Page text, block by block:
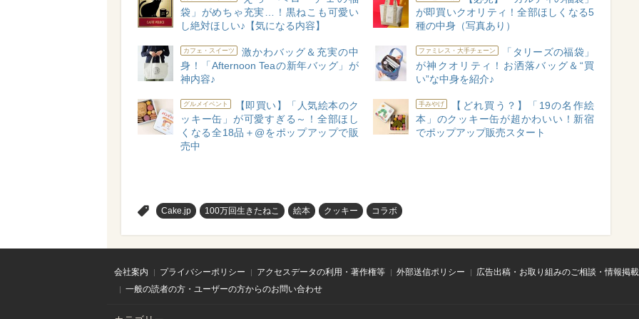
袋」がめちゃ充実…！黒ねこも可愛い
し絶対ほしい♪【気になる内容】
が即買いクオリティ！全部ほしくなる5
種の中身（写真あり）
カフェ・スイーツ
激かわバッグ＆充実の中
身！「Afternoon Teaの新年バッグ」が
神内容♪
ファミレス・大手チェーン
「タリーズの福袋」
が神クオリティ！お洒落バッグ＆“買
い”な中身を紹介♪
グルメイベント
【即買い】「人気絵本のク
ッキー缶」が可愛すぎる～！全部ほし
くなる全18品＋@をポップアップで販
売中
手みやげ
【どれ買う？】「19の名作絵
本」のクッキー缶が超かわいい！新宿
でポップアップ販売スタート
Cake.jp 100万回生きたねこ 絵本 クッキー コラボ
会社案内 プライバシーポリシー アクセスデータの利用・著作権等 外部送信ポリシー
広告出稿・お取り組みのご相談・情報掲
一般の読者の方・ユーザーの方からのお問い合わせ